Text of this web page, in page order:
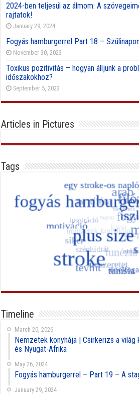
2024-ben teljesül az álmom: A
rajtatok!
January 29, 2024
Fogyás hamburgerrel Part 18 –
November 30, 2023
Toxikus pozitivitás – hogyan álljunk a
időszakokhoz?
September 5, 2023
Articles in Pictures
Tags
Timeline
March 20, 2026
Nemzetek konyhája | Csirkerizs a világ
és Nyugat-Afrika
May 26, 2024
Fogyás hamburgerrel – Part 19 – A
January 29, 2024